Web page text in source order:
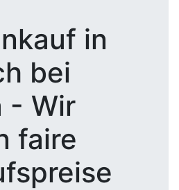
in
bei
- Wir
faire